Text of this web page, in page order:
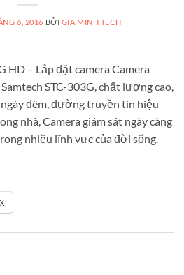
6, 2016 BỞI GIA MINH TECH
HD – Lắp đặt camera Camera
STC-303G, chất lượng cao,
đêm, đường truyền tín hiệu
nhà, Camera giám sát ngày càng
nhiều lĩnh vực của đời sống.
X